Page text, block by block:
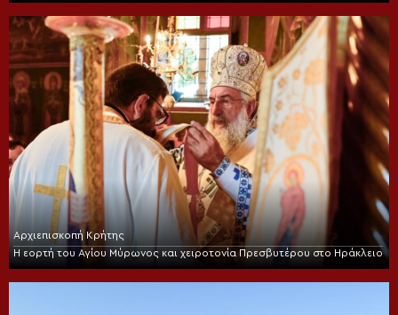
Αρχιεπισκοπή Κρήτης
Η εορτή του Αγίου Μύρωνος και χειροτονία Πρεσβυτέρου στο Ηράκλειο